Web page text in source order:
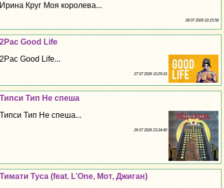
Ирина Круг Моя королева...
28 07 2026 22:15:58
2Pac Good Life
2Pac Good Life...
27 07 2026 10:29:33
Типси Тип Не спеша
Типси Тип Не спеша...
26 07 2026 23:34:40
Тимати Туса (feat. L’One, Мот, Джиган)